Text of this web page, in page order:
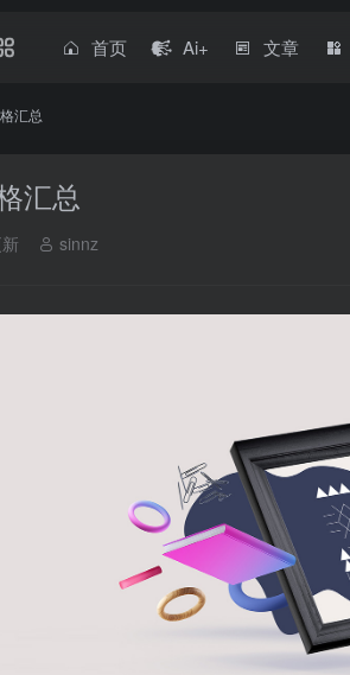
首页 Ai+ 文章
汇总
汇总
sinnz